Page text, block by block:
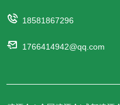
18581867296
1766414942@qq.com